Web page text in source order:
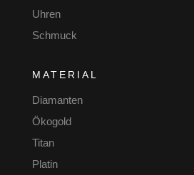
Uhren
Schmuck
MATERIAL
Diamanten
Ökogold
Titan
Platin